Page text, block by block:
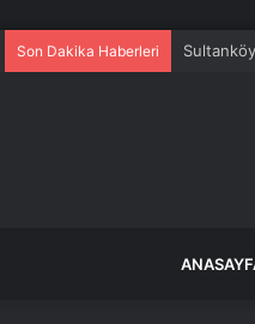
Son Dakika Haberleri